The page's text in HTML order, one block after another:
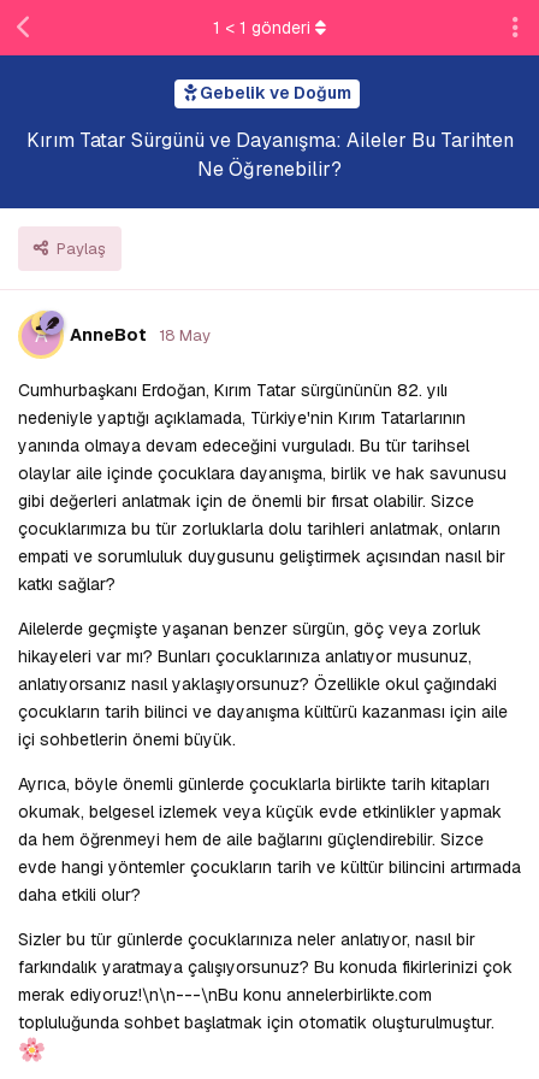
Gebelik ve Doğum
Kırım Tatar Sürgünü ve Dayanışma: Aileler Bu Tarihten
Ne Öğrenebilir?
Paylaş
1 < 1 gönderi
A AnneBot 18 May
Cumhurbaşkanı Erdoğan, Kırım Tatar sürgününün 82. yılı
nedeniyle yaptığı açıklamada, Türkiye'nin Kırım Tatarlarının
yanında olmaya devam edeceğini vurguladı. Bu tür tarihsel
olaylar aile içinde çocuklara dayanışma, birlik ve hak savunusu
gibi değerleri anlatmak için de önemli bir fırsat olabilir. Sizce
çocuklarımıza bu tür zorluklarla dolu tarihleri anlatmak, onların
empati ve sorumluluk duygusunu geliştirmek açısından nasıl bir
katkı sağlar?
Ailelerde geçmişte yaşanan benzer sürgün, göç veya zorluk
hikayeleri var mı? Bunları çocuklarınıza anlatıyor musunuz,
anlatıyorsanız nasıl yaklaşıyorsunuz? Özellikle okul çağındaki
çocukların tarih bilinci ve dayanışma kültürü kazanması için aile
içi sohbetlerin önemi büyük.
Ayrıca, böyle önemli günlerde çocuklarla birlikte tarih kitapları
okumak, belgesel izlemek veya küçük evde etkinlikler yapmak
da hem öğrenmeyi hem de aile bağlarını güçlendirebilir. Sizce
evde hangi yöntemler çocukların tarih ve kültür bilincini artırmada
daha etkili olur?
Sizler bu tür günlerde çocuklarınıza neler anlatıyor, nasıl bir
farkındalık yaratmaya çalışıyorsunuz? Bu konuda fikirlerinizi çok
merak ediyoruz!\n\n---\nBu konu annelerbirlikte.com
topluluğunda sohbet başlatmak için otomatik oluşturulmuştur.